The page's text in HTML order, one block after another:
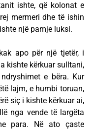
ishte, që kolonat e
mermeri dhe të ishin
një pamje luksi.
apo për një tjetër, i
kishte kërkuar sulltani,
e bëra. Kur
lajm, e humbi toruan,
siç i kishte kërkuar ai,
nga vende të largëta
para. Në ato çaste